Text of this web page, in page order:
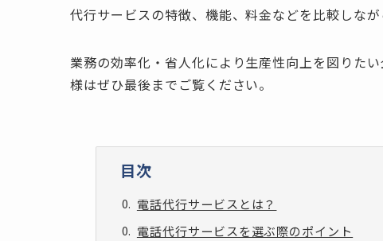
代行サービスの特徴、機能、料金などを比較しなが
業務の効率化・省人化により生産性向上を図りた
様はぜひ最後までご覧ください。
目次
電話代行サービスとは？
電話代行サービスを選ぶ際のポイント